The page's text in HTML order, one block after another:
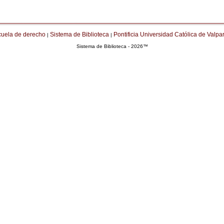
de derecho | Sistema de Biblioteca | Pontificia Universidad Católica de
Sistema de Biblioteca - 2026™